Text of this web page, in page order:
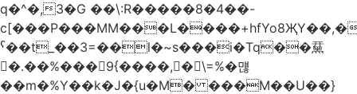
q�^�,3�G ��\:R�����8�4��-
c[���P���MM���L����+hfYo8ҖY��,�
ˁ��t_��3=��l�~s���i�Tq��䵤
�.��%��� 9{����, �\=%�먢
��m�%Y��k�J�{u�M� ���M��U��}